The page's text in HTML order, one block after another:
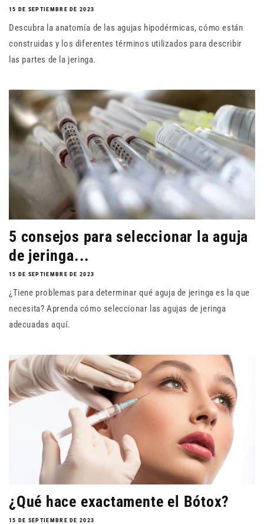
15 DE SEPTIEMBRE DE 2023
Descubra la anatomía de las agujas hipodérmicas, cómo están
construidas y los diferentes términos utilizados para describir
las partes de la jeringa.
5 consejos para seleccionar la aguja
de jeringa...
15 DE SEPTIEMBRE DE 2023
¿Tiene problemas para determinar qué aguja de jeringa es la que
necesita? Aprenda cómo seleccionar las agujas de jeringa
adecuadas aquí.
¿Qué hace exactamente el Bótox?
15 DE SEPTIEMBRE DE 2023